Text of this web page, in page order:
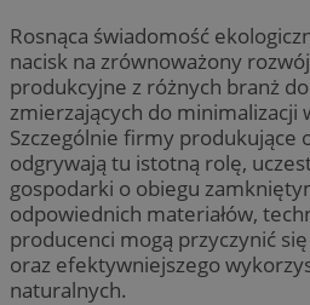
Rosnąca świadomość
nacisk na zrównoważony
produkcyjne z różnych branż
zmierzających do minimalizacji
Szczególnie firmy produkujące
odgrywają tu istotną rolę,
gospodarki o obiegu
odpowiednich materiałów,
producenci mogą przyczynić
oraz efektywniejszego
naturalnych.